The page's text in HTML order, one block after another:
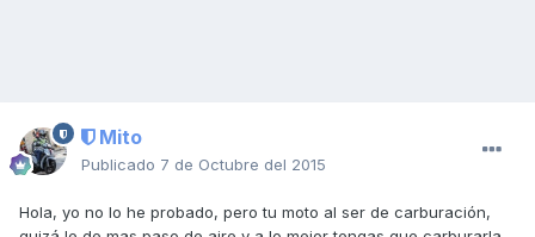
Mito
Publicado 7 de Octubre del 2015
Hola, yo no lo he probado, pero tu moto al ser de carburación,